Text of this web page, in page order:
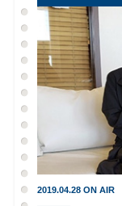
2019.04.28 ON AIR